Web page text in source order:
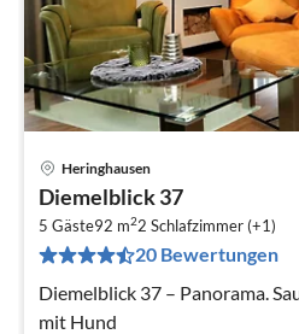
Heringhausen
Diemelblick 37
5 Gäste92 m22 Schlafzimmer (+1)
20 Bewertungen
Diemelblick 37 – Panorama.
mit Hund